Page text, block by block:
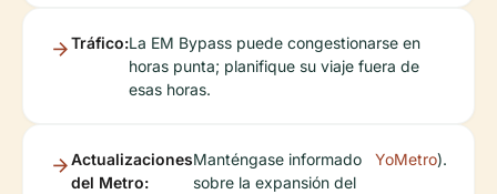
Tráfico:La EM Bypass puede congestionarse en
horas punta; planifique su viaje fuera de
esas horas.
Actualizaciones
del Metro:
Manténgase informado
sobre la expansión del
YoMetro).